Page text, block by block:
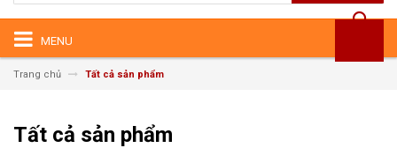
MENU
Trang chủ Tất cả sản phẩm
Tất cả sản phẩm